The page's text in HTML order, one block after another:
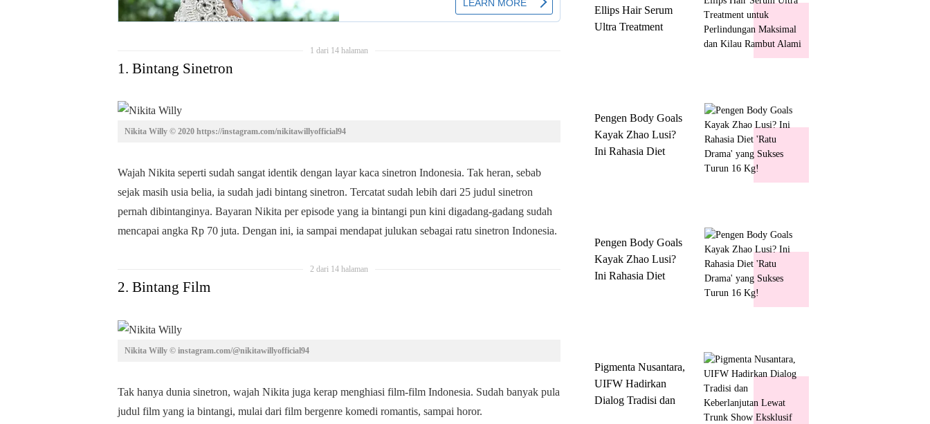
1 dari 14 halaman
1. Bintang Sinetron
Nikita Willy © 2020 https://instagram.com/nikitawillyofficial94
Wajah Nikita seperti sudah sangat identik dengan layar kaca sinetron Indonesia. Tak heran, sebab
sejak masih usia belia, ia sudah jadi bintang sinetron. Tercatat sudah lebih dari 25 judul sinetron
pernah dibintanginya. Bayaran Nikita per episode yang ia bintangi pun kini digadang-gadang sudah
mencapai angka Rp 70 juta. Dengan ini, ia sampai mendapat julukan sebagai ratu sinetron Indonesia.
2 dari 14 halaman
2. Bintang Film
Nikita Willy © instagram.com/@nikitawillyofficial94
Tak hanya dunia sinetron, wajah Nikita juga kerap menghiasi film-film Indonesia. Sudah banyak pula
judul film yang ia bintangi, mulai dari film bergenre komedi romantis, sampai horor.
Ellips Hair Serum
Ultra Treatment
Pengen Body Goals
Kayak Zhao Lusi?
Ini Rahasia Diet
Pengen Body Goals
Kayak Zhao Lusi?
Ini Rahasia Diet
Pigmenta Nusantara,
UIFW Hadirkan
Dialog Tradisi dan